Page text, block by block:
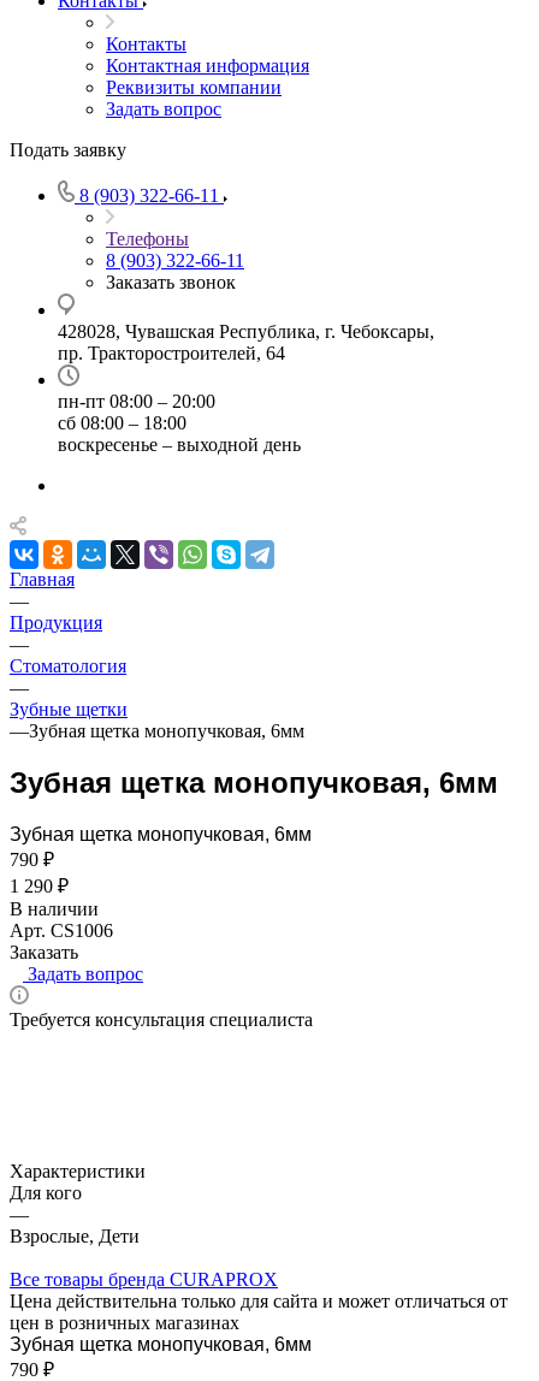
Контакты
Контактная информация
Реквизиты компании
Задать вопрос
Подать заявку
8 (903) 322-66-11
Телефоны
8 (903) 322-66-11
Заказать звонок
428028, Чувашская Республика, г. Чебоксары,
пр. Тракторостроителей, 64
пн-пт 08:00 – 20:00
сб 08:00 – 18:00
воскресенье – выходной день
Главная
—
Продукция
—
Стоматология
—
Зубные щетки
—Зубная щетка монопучковая, 6мм
Зубная щетка монопучковая, 6мм
Зубная щетка монопучковая, 6мм
790 ₽
1 290 ₽
В наличии
Арт. CS1006
Заказать
Задать вопрос
Требуется консультация специалиста
Характеристики
Для кого
—
Взрослые, Дети
Все товары бренда CURAPROX
Цена действительна только для сайта и может отличаться от
цен в розничных магазинах
Зубная щетка монопучковая, 6мм
790 ₽